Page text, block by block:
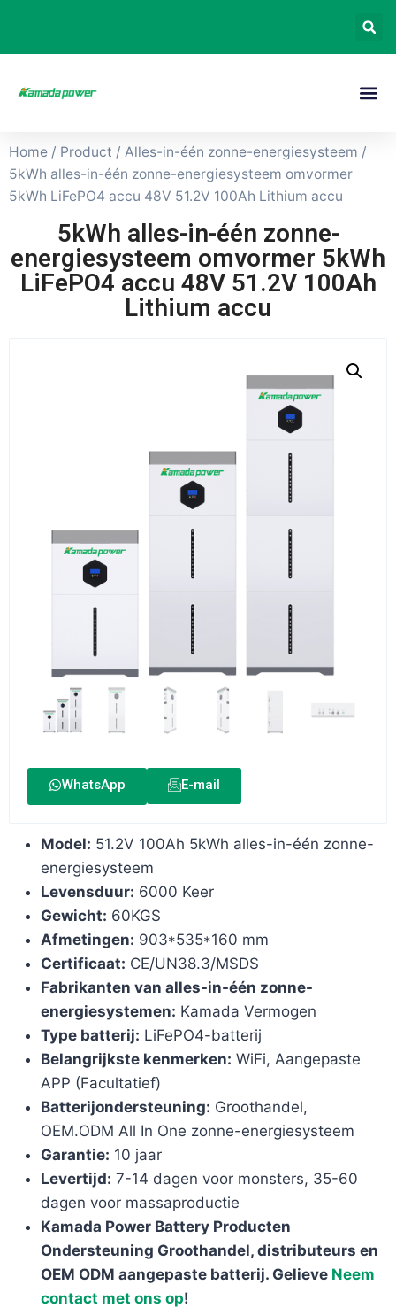
Home / Product / Alles-in-één zonne-energiesysteem /
5kWh alles-in-één zonne-energiesysteem omvormer
5kWh LiFePO4 accu 48V 51.2V 100Ah Lithium accu
5kWh alles-in-één zonne-
energiesysteem omvormer 5kWh
LiFePO4 accu 48V 51.2V 100Ah
Lithium accu
WhatsApp E-mail
Model: 51.2V 100Ah 5kWh alles-in-één zonne-
energiesysteem
Levensduur: 6000 Keer
Gewicht: 60KGS
Afmetingen: 903*535*160 mm
Certificaat: CE/UN38.3/MSDS
Fabrikanten van alles-in-één zonne-
energiesystemen: Kamada Vermogen
Type batterij: LiFePO4-batterij
Belangrijkste kenmerken: WiFi, Aangepaste
APP (Facultatief)
Batterijondersteuning: Groothandel,
OEM.ODM All In One zonne-energiesysteem
Garantie: 10 jaar
Levertijd: 7-14 dagen voor monsters, 35-60
dagen voor massaproductie
Kamada Power Battery Producten
Ondersteuning Groothandel, distributeurs en
OEM ODM aangepaste batterij. Gelieve Neem
contact met ons op!